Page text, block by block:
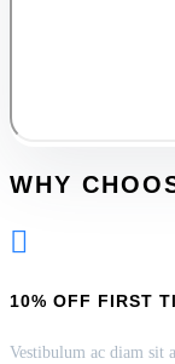
WHY

10% OFF FIRST
Vestibulum ac diam sit